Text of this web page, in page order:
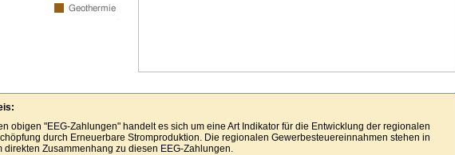
obigen "EEG-Zahlungen" handelt es sich um eine Art Indikator für die Entwicklung der regionalen
durch Erneuerbare Stromproduktion. Die regionalen Gewerbesteuereinnahmen stehen in
direkten Zusammenhang zu diesen EEG-Zahlungen.